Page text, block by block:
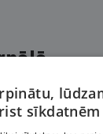
sīkdatnēm